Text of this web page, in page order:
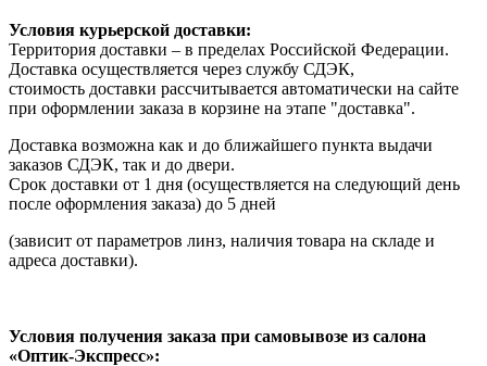
Условия курьерской доставки:
Территория доставки – в пределах Российской Федерации.
Доставка осуществляется через службу СДЭК,
стоимость доставки рассчитывается автоматически на сайте
при оформлении заказа в корзине на этапе "доставка".
Доставка возможна как и до ближайшего пункта выдачи
заказов СДЭК, так и до двери.
Срок доставки от 1 дня (осуществляется на следующий день
после оформления заказа) до 5 дней
(зависит от параметров линз, наличия товара на складе и
адреса доставки).
Условия получения заказа при самовывозе из салона
«Оптик-Экспресс»: